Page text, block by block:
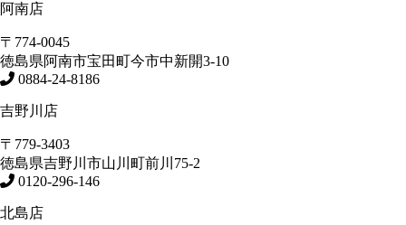
阿南店
〒774-0045
徳島県阿南市宝田町今市中新開3-10
0884-24-8186
吉野川店
〒779-3403
徳島県吉野川市山川町前川75-2
0120-296-146
北島店